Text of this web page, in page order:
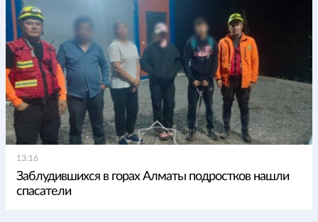
13:16
Заблудившихся в горах Алматы подростков нашли
спасатели